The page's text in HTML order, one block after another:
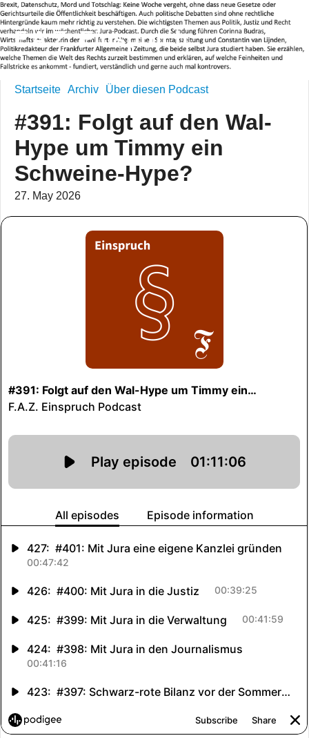
F.A.Z. Einspruch
Startseite Archiv Über diesen Podcast
#391: Folgt auf den Wal-
Hype um Timmy ein
Schweine-Hype?
27. May 2026